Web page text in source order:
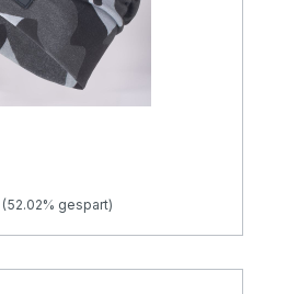
(52.02% gespart)